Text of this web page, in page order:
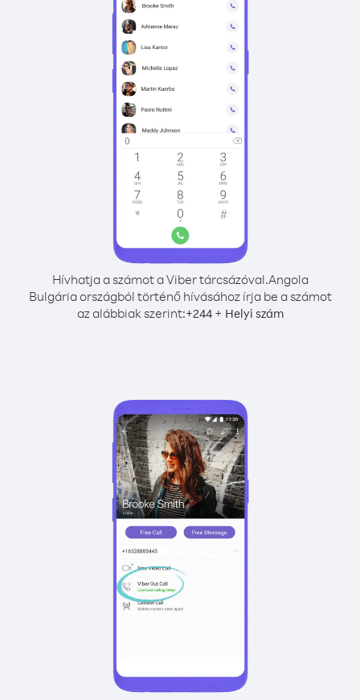
Hívhatja a számot a Viber tárcsázóval.Angola
Bulgária országból történő hívásához írja be a számot
az alábbiak szerint:+244+ Helyi szám